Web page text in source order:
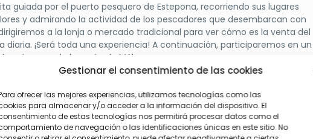
Gestionar el consentimiento de las cookies
ofrecer las mejores experiencias, utilizamos tecnologías como las
para almacenar y/o acceder a la información del dispositivo. El
de estas tecnologías nos permitirá procesar datos como el
de navegación o las identificaciones únicas en este sitio. No
guiada por el puerto pesquero de Estepona, recorriendo sus lugares
y admirando la actividad de los pescadores que desembarcan con
a la lonja o mercado tradicional para ver cómo es la venta del
¡Será toda una experiencia! A continuación, participaremos en un
esta zona de la costa de Málaga.
conociendo el oficio de los “maestros rederos”